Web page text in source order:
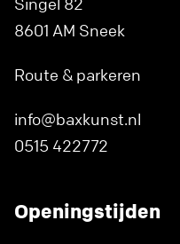
8601 AM Sneek
Route & parkeren
info@baxkunst.nl
0515 422772
Openingstijden